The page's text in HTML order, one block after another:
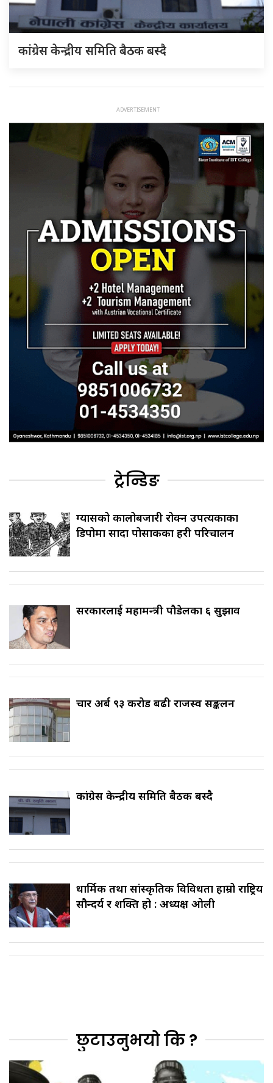
कांग्रेस केन्द्रीय समिति बैठक बस्दै
ट्रेन्डिङ
ग्यासको कालोबजारी रोक्न उपत्यकाका
डिपोमा सादा पोसाकका प्रहरी परिचालन
सरकारलाई महामन्त्री पौडेलका ६ सुझाव
चार अर्ब ९३ करोड बढी राजस्व सङ्कलन
कांग्रेस केन्द्रीय समिति बैठक बस्दै
धार्मिक तथा सांस्कृतिक विविधता हाम्रो राष्ट्रिय
सौन्दर्य र शक्ति हो : अध्यक्ष ओली
छुटाउनुभयो कि ?